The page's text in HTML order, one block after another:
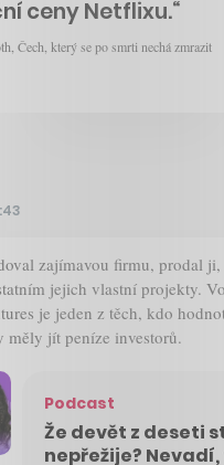
ceny Netflixu.“
Čech, který se po smrti nechá zmrazit
zajímavou firmu, prodal ji,
jejich vlastní projekty.
je jeden z těch, kdo
měly jít peníze investorů.
Podcast
Že devět z deseti
nepřežije?